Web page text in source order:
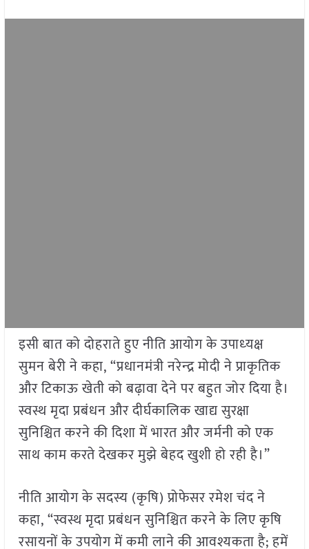
इसी बात को दोहराते हुए नीति आयोग के उपाध्‍यक्ष
सुमन बेरी ने कहा, “प्रधानमंत्री नरेन्‍द्र मोदी ने प्राकृतिक
और टिकाऊ खेती को बढ़ावा देने पर बहुत जोर दिया है।
स्वस्थ मृदा प्रबंधन और दीर्घकालिक खाद्य सुरक्षा
सुनिश्चित करने की दिशा में भारत और जर्मनी को एक
साथ काम करते देखकर मुझे बेहद खुशी हो रही है।”
नीति आयोग के सदस्य (कृषि) प्रोफेसर रमेश चंद ने
कहा, “स्वस्थ मृदा प्रबंधन सुनिश्चित करने के लिए कृषि
रसायनों के उपयोग में कमी लाने की आवश्यकता है; हमें